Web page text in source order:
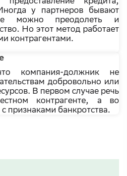
у партнеров бывают
можно преодолеть и
Но этот метод работает
контрагентами.
компания-должник не
добровольно или
В первом случае речь
контрагенте, а во
признаками банкротства.